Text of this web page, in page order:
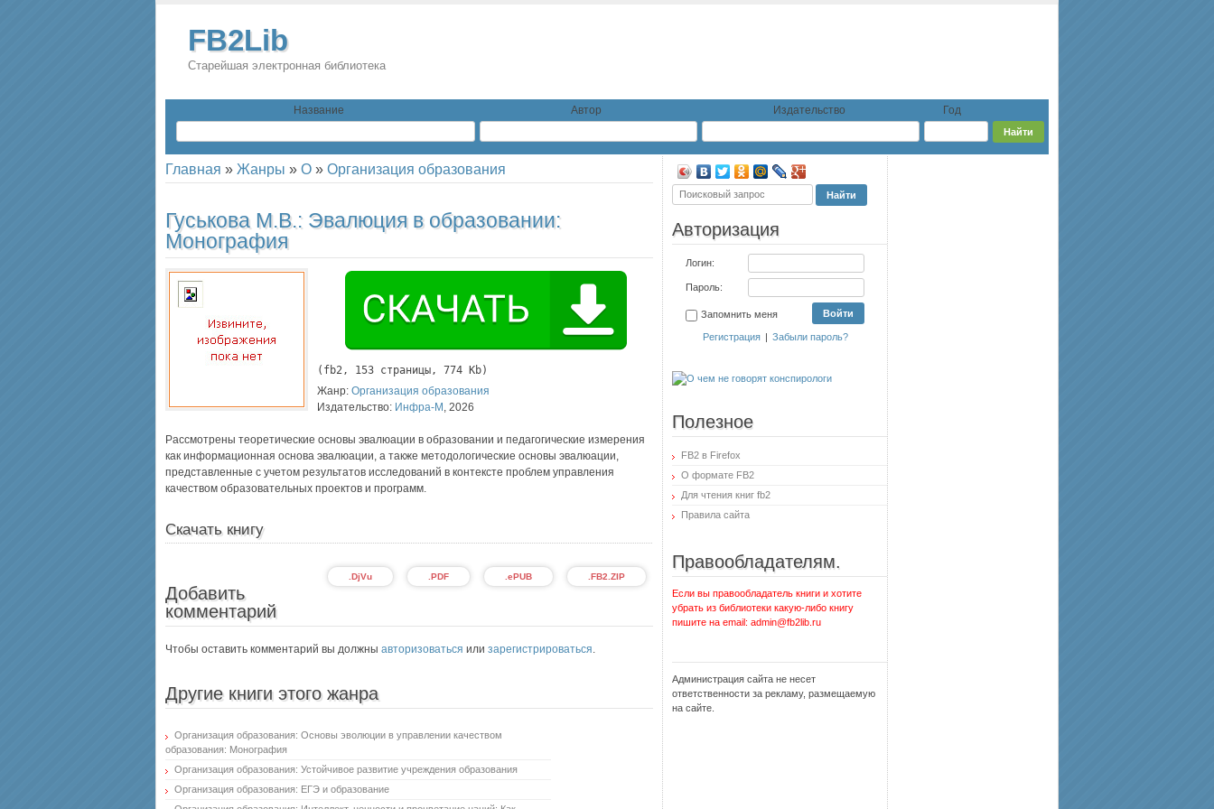
FB2Lib
Старейшая электронная библиотека
Название Автор Издательство Год
Главная » Жанры » О » Организация образования
Гуськова М.В.: Эвалюция в образовании:
Монография
( fb2, 153 страницы, 774 Kb)
Жанр: Организация образования
Издательство: Инфра-М , 2026
Рассмотрены теоретические основы эвалюации в образовании и педагогические измерения
как информационная основа эвалюации, а также методологические основы эвалюации,
представленные с учетом результатов исследований в контексте проблем управления
качеством образовательных проектов и программ.
Скачать книгу
.FB2.ZIP
.ePUB
.PDF
.DjVu
Добавить
комментарий
Чтобы оставить комментарий вы должны авторизоваться или зарегистрироваться.
Другие книги этого жанра
Организация образования: Основы эволюции в управлении качеством
образования: Монография
Организация образования: Устойчивое развитие учреждения образования
Организация образования: ЕГЭ и образование
Авторизация
Логин:
Пароль:
Запомнить меня
Регистрация | Забыли пароль?
Полезное
FB2 в Firefox
О формате FB2
Для чтения книг fb2
Правила сайта
Правообладателям.
Если вы правообладатель книги и хотите
убрать из библиотеки какую-либо книгу
пишите на email: admin@fb2lib.ru
Администрация сайта не несет
ответственности за рекламу, размещаемую
на сайте.